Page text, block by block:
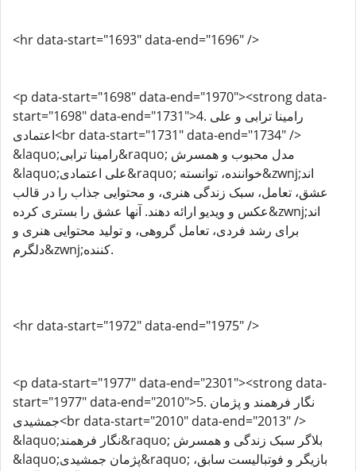
<hr data-start="1693" data-end="1696" />
<p data-start="1698" data-end="1970"><strong data-
start="1698" data-end="1731">4. رامینا ترابی و علی
اعتمادی<br data-start="1731" data-end="1734" />
&laquo;رامینا ترابی&raquo; مدل محبوب و همسرش
&laquo;علی اعتمادی&raquo; خواننده، توانسته&zwnj;اند
عشق، تعامل، سبک زندگی هنری، و محتوایی جذاب را در قالب
عکس و ویدیو ارائه دهند. آنها عشق را بستری کرده&zwnj;اند
برای رشد فردی، تعامل گروهی، و تولید محتوایی هنری و
دلگرم&zwnj;کننده.
<hr data-start="1972" data-end="1975" />
<p data-start="1977" data-end="2301"><strong data-
start="1977" data-end="2010">5. نگار فرهمند و پژمان
جمشیدی<br data-start="2010" data-end="2013" />
&laquo;نگار فرهمند&raquo; بلاگر سبک زندگی و همسرش
&laquo;پژمان جمشیدی&raquo; بازیگر و فوتبالیست سابق،